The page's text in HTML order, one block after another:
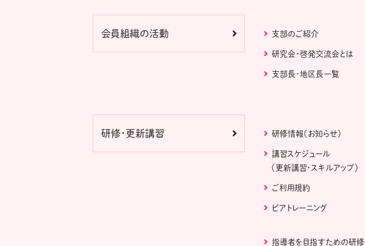
会員組織の活動 支部のご紹介
研究会・啓発交流会とは
支部長・地区長一覧
研修・更新講習 研修情報（お知らせ）
講習スケジュール
（更新講習・スキルアップ）
ご利用規約
ピアトレーニング
指導者を目指すための研修